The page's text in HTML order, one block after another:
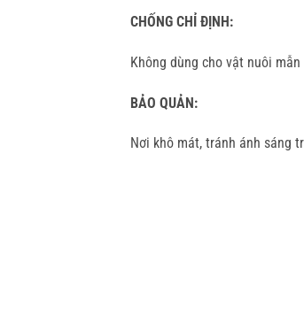
CHỐNG CHỈ ĐỊNH:
Không dùng cho vật nuôi
BẢO QUẢN:
Nơi khô mát, tránh ánh sáng